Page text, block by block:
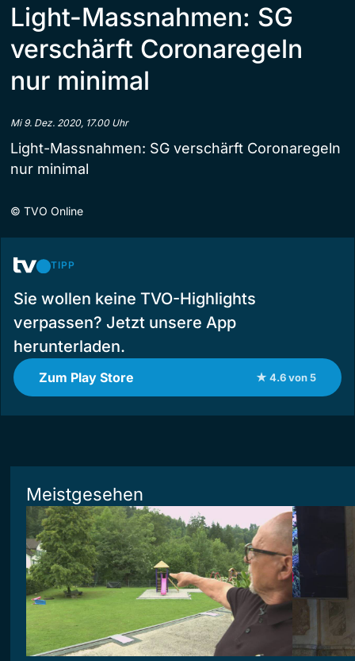
Light-Massnahmen: SG
verschärft Coronaregeln
nur minimal
Mi 9. Dez. 2020, 17.00 Uhr
Light-Massnahmen: SG verschärft Coronaregeln
nur minimal
© TVO Online
TIPP
Sie wollen keine TVO-Highlights
verpassen? Jetzt unsere App
herunterladen.
Zum Play Store ★ 4.6 von 5
Meistgesehen